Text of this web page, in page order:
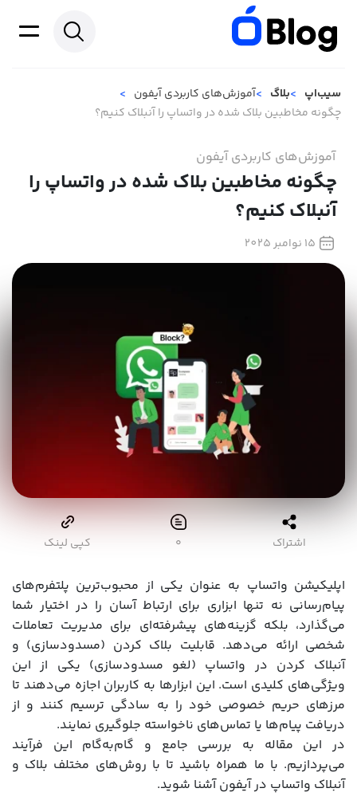
سیب‌اپ بلاگ
آموزش‌های کاربردی آیفون
چگونه مخاطبین بلاک شده در واتساپ را آنبلاک کنیم؟
آموزش‌های کاربردی آیفون
چگونه مخاطبین بلاک شده در واتساپ را
آنبلاک کنیم؟
15 نوامبر 2025
اشتراک ۰ کپی لینک
اپلیکیشن واتساپ به عنوان یکی از محبوب‌ترین پلتفرم‌های
پیام‌رسانی نه تنها ابزاری برای ارتباط آسان را در اختیار شما
می‌گذارد، بلکه گزینه‌های پیشرفته‌ای برای مدیریت تعاملات
شخصی ارائه می‌دهد. قابلیت بلاک کردن (مسدودسازی) و
آنبلاک کردن در واتساپ (لغو مسدودسازی) یکی از این
ویژگی‌های کلیدی است. این ابزارها به کاربران اجازه می‌دهند تا
مرزهای حریم خصوصی خود را به سادگی ترسیم کنند و از
دریافت پیام‌ها یا تماس‌های ناخواسته جلوگیری نمایند.
در این مقاله به بررسی جامع و گام‌به‌گام این فرآیند
می‌پردازیم. با ما همراه باشید تا با روش‌های مختلف بلاک و
آنبلاک واتساپ در آیفون آشنا شوید.